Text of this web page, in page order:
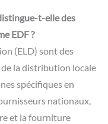
t-elle des
EDF ?
(ELD) sont des
de la distribution locale
spécifiques en
nationaux,
et la fourniture